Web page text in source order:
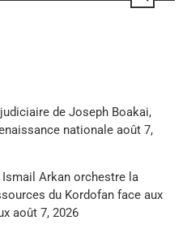
de Joseph Boakai,
nationale août 7,
Arkan orchestre la
du Kordofan face aux
août 7, 2026